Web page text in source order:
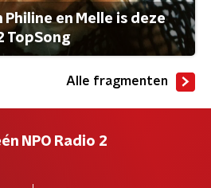
Philine en Melle is deze
TopSong
Alle fragmenten
NPO Radio 2